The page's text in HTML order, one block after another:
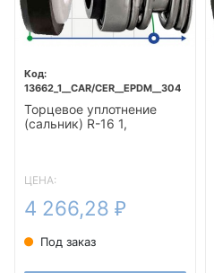
13662_1__CAR/CER__EPDM__304
Торцевое уплотнение
(сальник) R-16 1,
ЦЕНА:
4 266,28 ₽
Под заказ